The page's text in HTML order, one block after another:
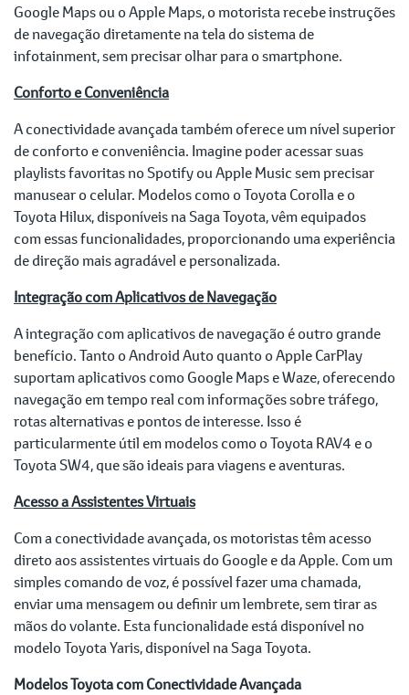
Google Maps ou o Apple Maps, o motorista recebe instruções
de navegação diretamente na tela do sistema de
infotainment, sem precisar olhar para o smartphone.
Conforto e Conveniência
A conectividade avançada também oferece um nível superior
de conforto e conveniência. Imagine poder acessar suas
playlists favoritas no Spotify ou Apple Music sem precisar
manusear o celular. Modelos como o Toyota Corolla e o
Toyota Hilux, disponíveis na Saga Toyota, vêm equipados
com essas funcionalidades, proporcionando uma experiência
de direção mais agradável e personalizada.
Integração com Aplicativos de Navegação
A integração com aplicativos de navegação é outro grande
benefício. Tanto o Android Auto quanto o Apple CarPlay
suportam aplicativos como Google Maps e Waze, oferecendo
navegação em tempo real com informações sobre tráfego,
rotas alternativas e pontos de interesse. Isso é
particularmente útil em modelos como o Toyota RAV4 e o
Toyota SW4, que são ideais para viagens e aventuras.
Acesso a Assistentes Virtuais
Com a conectividade avançada, os motoristas têm acesso
direto aos assistentes virtuais do Google e da Apple. Com um
simples comando de voz, é possível fazer uma chamada,
enviar uma mensagem ou definir um lembrete, sem tirar as
mãos do volante. Esta funcionalidade está disponível no
modelo Toyota Yaris, disponível na Saga Toyota.
Modelos Toyota com Conectividade Avançada